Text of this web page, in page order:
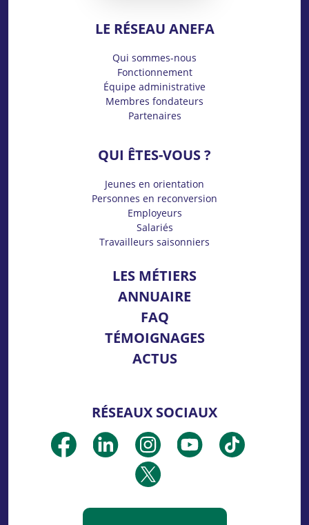
LE RÉSEAU ANEFA
Qui sommes-nous
Fonctionnement
Équipe administrative
Membres fondateurs
Partenaires
QUI ÊTES-VOUS ?
Jeunes en orientation
Personnes en reconversion
Employeurs
Salariés
Travailleurs saisonniers
LES MÉTIERS
ANNUAIRE
FAQ
TÉMOIGNAGES
ACTUS
RÉSEAUX SOCIAUX